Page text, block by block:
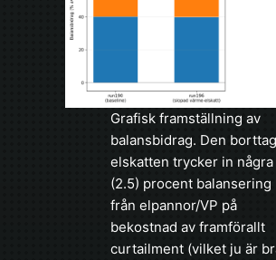
Grafisk framställning av
balansbidrag. Den
elskatten trycker in några
(2.5) procent balansering
från elpannor/VP på
bekostnad av framförallt
curtailment (vilket ju är